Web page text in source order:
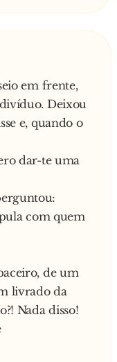
casa muito
à minha
dela,
foi para
uma lingerie
na
acordei agora
lhe:
E nem sabes
snooker
do
em frente,
Deixou
e, quando o
dar-te uma
com quem
de um
livrado da
Nada disso!